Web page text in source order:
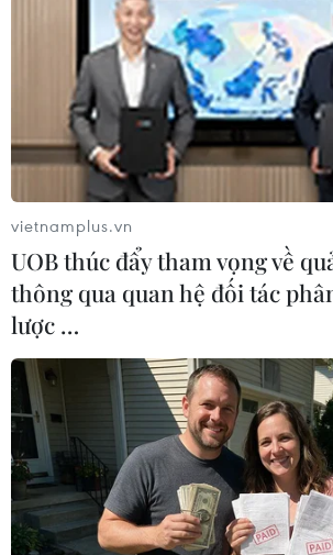
Lượng du khách tới Nhật
cuối cùng của năm cao
17/01/2024 22:54
Trong tháng 12 vừa qua, lượng khách
Nhật Bản vì mục đích công việc và
vietnamplus.vn
UOB thúc đẩy tham vọng về
thông qua quan hệ đối tác
lược …